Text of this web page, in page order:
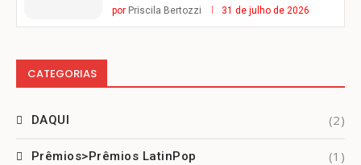
por Priscila Bertozzi 31 de julho de 2026
CATEGORIAS
DAQUI (2)
Prêmios>Prêmios LatinPop (1)